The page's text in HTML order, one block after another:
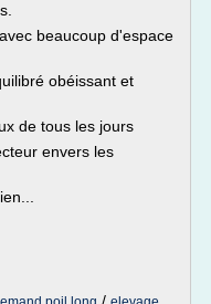
beaucoup d'espace
obéissant et
de tous les jours
envers les